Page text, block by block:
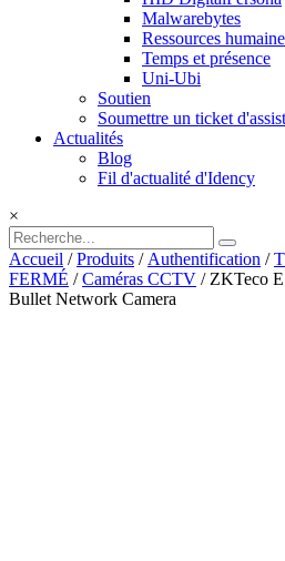
Malwarebytes
Ressources
Temps et présence
Uni-Ubi
Soutien
Soumettre un ticket
Actualités
Blog
Fil d'actualité d'Idency
×
Accueil /Produits /Authentification /
FERMÉ /Caméras CCTV / ZKTeco
Bullet Network Camera